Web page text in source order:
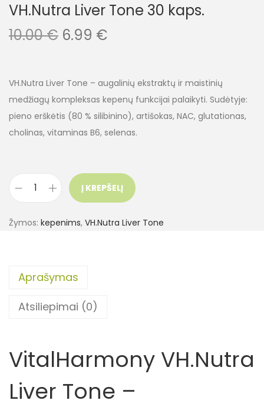
VH.Nutra Liver Tone 30 kaps.
10.00€ 6.99 €
VH.Nutra Liver Tone – augalinių ekstraktų ir maistinių
medžiagų kompleksas kepenų funkcijai palaikyti. Sudėtyje:
pieno erškėtis (80 % silibinino), artišokas, NAC, glutationas,
cholinas, vitaminas B6, selenas.
Į KREPŠELĮ
Žymos: kepenims, VH.Nutra Liver Tone
Aprašymas
Atsiliepimai (0)
VitalHarmony VH.Nutra
Liver Tone –